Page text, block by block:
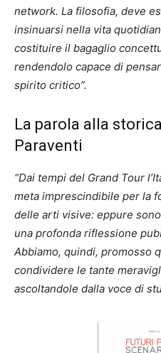
network. La filosofia, deve
insinuarsi nella vita
costituire il bagaglio
rendendolo capace di
spirito critico”.
La parola alla
Paraventi
“Dai tempi del Grand Tour
meta imprescindibile per la
delle arti visive: eppure
una profonda riflessione
Abbiamo, quindi, promosso
condividere le tante
ascoltandole dalla voce di